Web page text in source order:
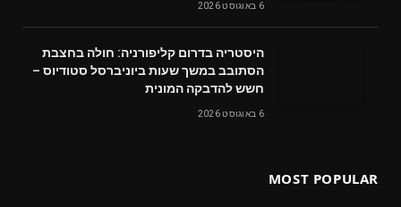
6 באוגוסט 2026
היסטריה בדרום קליפורניה: חולה בחצבת
הסתובב במשך שעות ביוניברסל סטודיוס –
חשש להדבקה המונית
6 באוגוסט 2026
MOST POPULAR